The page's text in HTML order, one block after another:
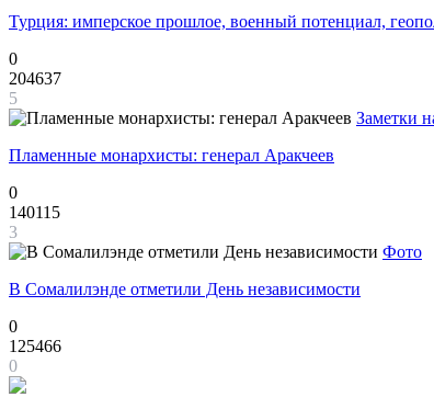
Турция: имперское прошлое, военный потенциал,
0
204637
5
Заметки
Пламенные монархисты: генерал Аракчеев
0
140115
3
Фото
В Сомалилэнде отметили День независимости
0
125466
0